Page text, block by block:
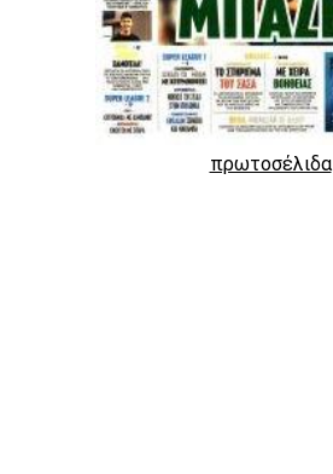
πρωτοσέλιδα